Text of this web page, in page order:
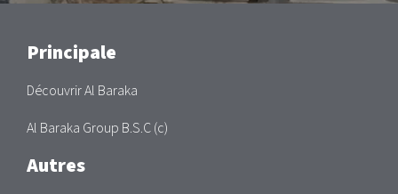
Main
Principale
Découvrir Al Baraka
Al Baraka Group B.S.C (c)
Autres